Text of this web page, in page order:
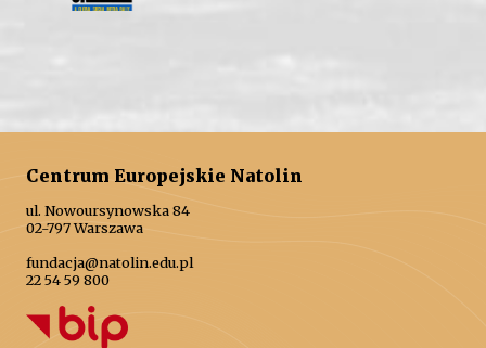
Centrum Europejskie Natolin
ul. Nowoursynowska 84
02-797 Warszawa
fundacja@natolin.edu.pl
22 54 59 800